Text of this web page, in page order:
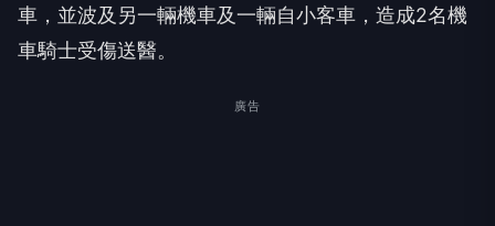
車，並波及另一輛機車及一輛自小客車，造成2名機
車騎士受傷送醫。
廣告